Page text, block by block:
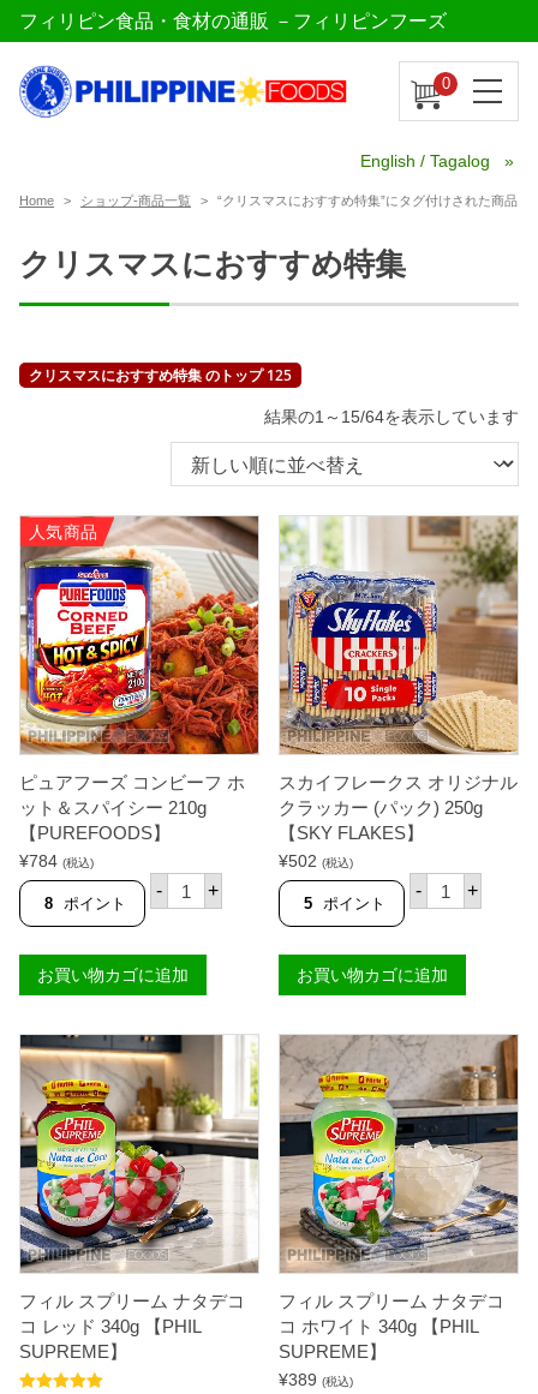
フィリピン食品・食材の通販 －フィリピンフーズ
0
English / Tagalog
Home ショップ-商品一覧 “クリスマスにおすすめ特集”にタグ付けされた商品
クリスマスにおすすめ特集
クリスマスにおすすめ特集 のトップ 125
結果の1～15/64を表示しています
し
人気商品
ピュアフーズ コンビーフ ホ
ット＆スパイシー 210g
【PUREFOODS】
¥784 (税込)
8 ポイント
- ピ
ュ
ー
ズ
コ
ビ
ー
フ
ホ
ッ
ト
＆
ス
パ
イ
シ
ー
2
0
g
+
お買い物カゴに追加
スカイフレークス オリジナル
クラッカー (パック) 250g
【SKY FLAKES】
¥502 (税込)
5 ポイント
- ス
カ
レ
ー
ク
オ
ジ
ナ
ル
ク
ラ
ッ
カ
ー
(
パ
ッ
2
5
+
お買い物カゴに追加
フィル スプリーム ナタデコ
コ レッド 340g 【PHIL
SUPREME】
フィル スプリーム ナタデコ
コ ホワイト 340g 【PHIL
SUPREME】
¥389 (税込)